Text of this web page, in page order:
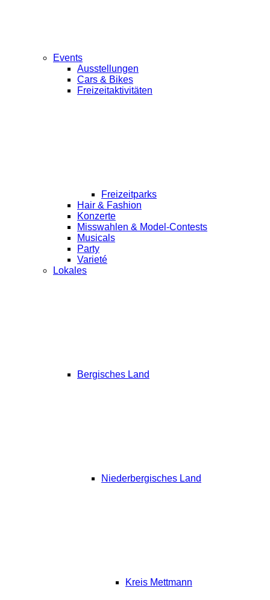
Events
Ausstellungen
Cars & Bikes
Freizeitaktivitäten
Freizeitparks
Hair & Fashion
Konzerte
Misswahlen & Model-Contests
Musicals
Party
Varieté
Lokales
Bergisches Land
Niederbergisches Land
Kreis Mettmann